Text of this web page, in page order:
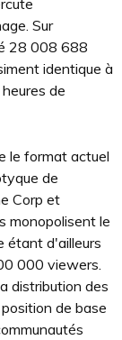
Sur
28 008 688
identique à
de
le format actuel
de
Corp et
monopolisent le
étant d'ailleurs
000 viewers.
distribution des
de base